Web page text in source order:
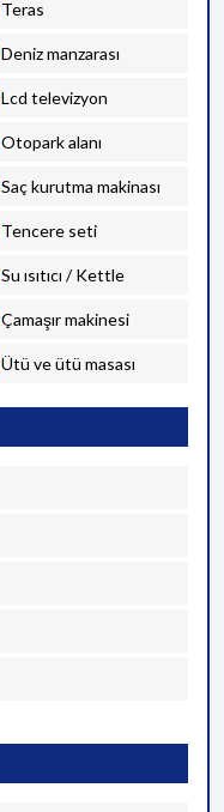
Teras
Deniz manzarası
Lcd televizyon
Otopark alanı
Saç kurutma makinası
Tencere seti
Su ısıtıcı / Kettle
Çamaşır makinesi
Ütü ve ütü masası